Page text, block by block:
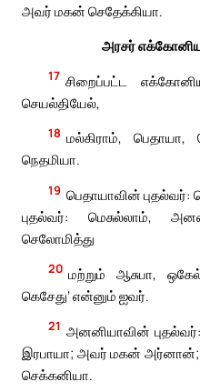
அவர் மகன் செதேக்கியா.
அரசர்
17 சிறைப்பட்ட
செயல்தியேல்,
18 மல்கிராம், பெதாயா,
நெதமியா.
19 பெதாயாவின் புதல்வர்:
புதல்வர்: மெசுல்லாம்,
செலோமித்து
20 மற்றும் ஆசுபா,
கெசேது’ என்னும் ஐவர்.
21 அனனியாவின்
இரபாயா; அவர் மகன்
செக்கனியா.